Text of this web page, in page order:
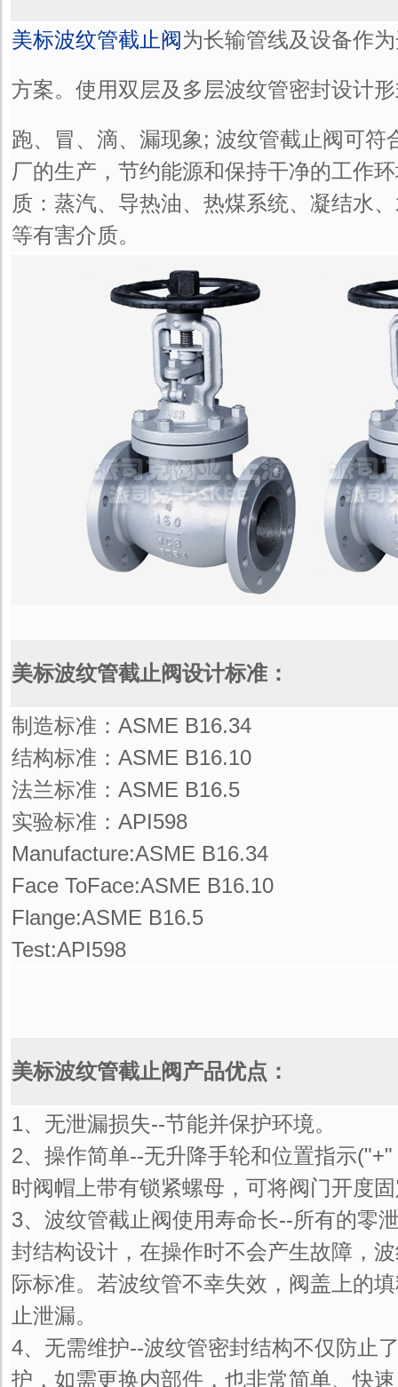
美标波纹管截止阀为长输管线及设备作
方案。使用双层及多层波纹管密封设计
跑、冒、滴、漏现象; 波纹管截止阀可符
厂的生产，节约能源和保持干净的工作
质：蒸汽、导热油、热煤系统、凝结水
等有害介质。
美标波纹管截止阀设计标准：
制造标准：ASME B16.34
结构标准：ASME B16.10
法兰标准：ASME B16.5
实验标准：API598
Manufacture:ASME B16.34
Face ToFace:ASME B16.10
Flange:ASME B16.5
Test:API598
美标波纹管截止阀产品优点：
1、无泄漏损失--节能并保护环境。
2、操作简单--无升降手轮和位置指示
时阀帽上带有锁紧螺母，可将阀门开度
3、波纹管截止阀使用寿命长--所有的零
封结构设计，在操作时不会产生故障，
际标准。若波纹管不幸失效，阀盖上的
止泄漏。
4、无需维护--波纹管密封结构不仅防止
护，如需更换内部件，也非常简单、快